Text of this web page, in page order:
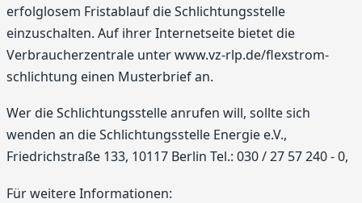
erfolglosem Fristablauf die Schlichtungsstelle
einzuschalten. Auf ihrer Internetseite bietet die
Verbraucherzentrale unter www.vz-rlp.de/flexstrom-
schlichtung einen Musterbrief an.
Wer die Schlichtungsstelle anrufen will, sollte sich
wenden an die Schlichtungsstelle Energie e.V.,
Friedrichstraße 133, 10117 Berlin Tel.: 030 / 27 57 240 - 0,
Für weitere Informationen: